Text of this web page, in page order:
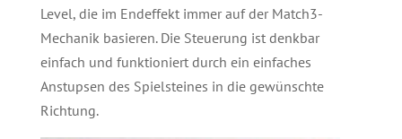
Level, die im Endeffekt immer auf der Match3-
Mechanik basieren. Die Steuerung ist denkbar
einfach und funktioniert durch ein einfaches
Anstupsen des Spielsteines in die gewünschte
Richtung.